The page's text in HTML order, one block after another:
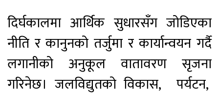
दिर्घकालमा आर्थिक सुधारसँग जोडिएका
नीति र कानुनको तर्जुमा र कार्यान्वयन गर्दै
लगानीको अनुकूल वातावरण सृजना
गरिनेछ। जलविद्युतको विकास, पर्यटन,